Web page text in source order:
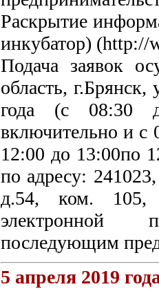
Раскрытие
инкубатор) (http://
Подача заявок
область,
года (с 08:30
включительно и с
12:00 до 13:00по
по адресу:
д.54, ком. 105,
электронной
последующим
5 апреля 2019